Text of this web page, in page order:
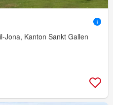
Jona, Kanton Sankt Gallen